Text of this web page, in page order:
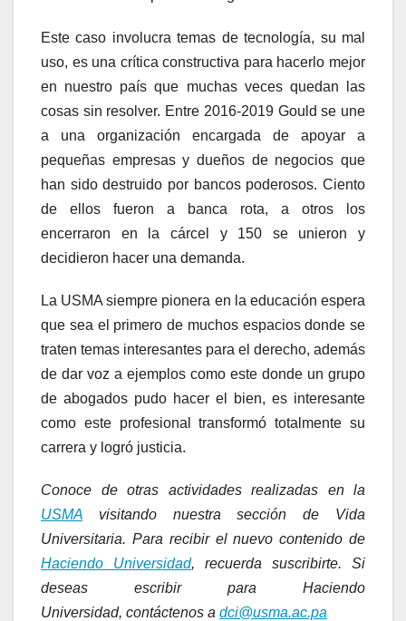
Este caso involucra temas de tecnología, su mal
uso, es una crítica constructiva para hacerlo mejor
en nuestro país que muchas veces quedan las
cosas sin resolver. Entre 2016-2019 Gould se une
a una organización encargada de apoyar a
pequeñas empresas y dueños de negocios que
han sido destruido por bancos poderosos. Ciento
de ellos fueron a banca rota, a otros los
encerraron en la cárcel y 150 se unieron y
decidieron hacer una demanda.
La USMA siempre pionera en la educación espera
que sea el primero de muchos espacios donde se
traten temas interesantes para el derecho, además
de dar voz a ejemplos como este donde un grupo
de abogados pudo hacer el bien, es interesante
como este profesional transformó totalmente su
carrera y logró justicia.
Conoce de otras actividades realizadas en la
USMA visitando nuestra sección de Vida
Universitaria. Para recibir el nuevo contenido de
Haciendo Universidad, recuerda suscribirte. Si
deseas escribir para Haciendo
Universidad, contáctenos a dci@usma.ac.pa